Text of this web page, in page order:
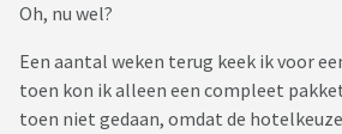
Oh, nu wel?
Een aantal weken terug keek ik voor
toen kon ik alleen een compleet
toen niet gedaan, omdat de